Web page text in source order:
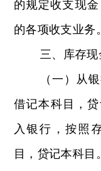
的规定收支现
的各项收支业务。
三、库存现
（一）从
借记本科目，
入银行，按照
目，贷记本科目。